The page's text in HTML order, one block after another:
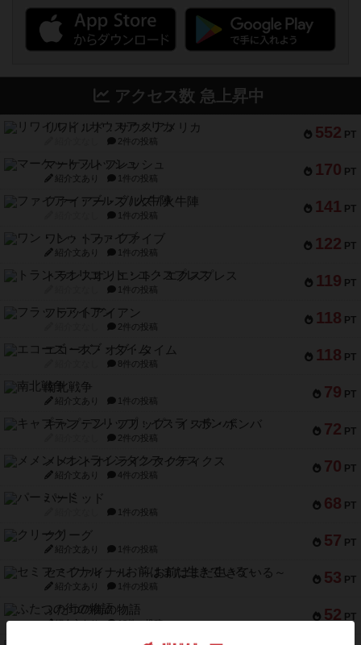
アクセス数 急上昇中
552 PT
リワイルド：サウスアメリカ
2件の投稿
170 PT
マーケットフレッシュ
紹介文あり 1件の投稿
141 PT
ファイアー・ブルズ / 火牛陣
1件の投稿
122 PT
ワン・トゥ・ファイブ
紹介文あり 1件の投稿
119 PT
トランスオリエント・エクスプレス
1件の投稿
118 PT
フラットアイアン
2件の投稿
118 PT
エコーズ・オブ・タイム
8件の投稿
79 PT
南北戦争
紹介文あり 1件の投稿
72 PT
キャプテン・フリップ：イスラ・ボンバ
2件の投稿
70 PT
メメントオンラインタクティクス
紹介文あり 4件の投稿
68 PT
パーミッド
1件の投稿
57 PT
クリーグ
紹介文あり 1件の投稿
53 PT
セミファイナル ～お前はまだ生きている～
紹介文あり 1件の投稿
52 PT
ふたつの街の物語
紹介文あり 18件の投稿